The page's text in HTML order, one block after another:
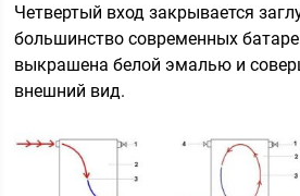
Четвертый вход закрывается
большинство современных
выкрашена белой эмалью и
внешний вид.